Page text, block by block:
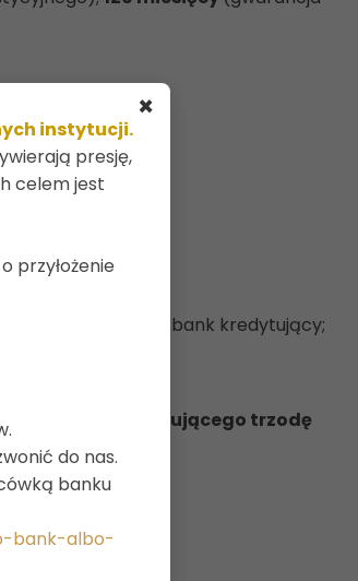
naliczonych przez bank kredytujący;
rolnego produkującego trzodę
×
instytucji.
presję,
celem jest
przyłożenie
do nas.
banku
bank-albo-